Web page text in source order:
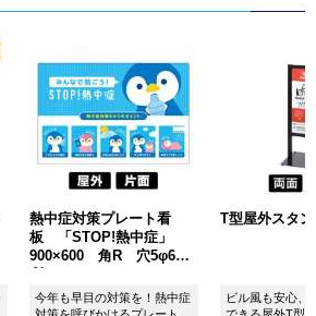
熱中症対策プレート看
板 「STOP!熱中症」
900×600 角R 穴5φ6カ
今年も早目の対策を！熱中症
T型屋外スタ
ビル風も安心、